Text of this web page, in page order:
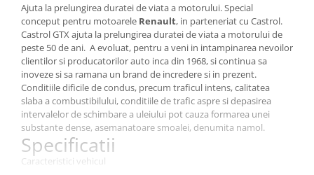
Ajuta la prelungirea duratei de viata a motorului. Special
conceput pentru motoarele Renault, in parteneriat cu Castrol.
Castrol GTX ajuta la prelungirea duratei de viata a motorului de
peste 50 de ani. A evoluat, pentru a veni in intampinarea nevoilor
clientilor si producatorilor auto inca din 1968, si continua sa
inoveze si sa ramana un brand de incredere si in prezent.
Conditiile dificile de condus, precum traficul intens, calitatea
slaba a combustibilului, conditiile de trafic aspre si depasirea
intervalelor de schimbare a uleiului pot cauza formarea unei
substante dense, asemanatoare smoalei, denumita namol.
Specificatii
Caracteristici vehicul